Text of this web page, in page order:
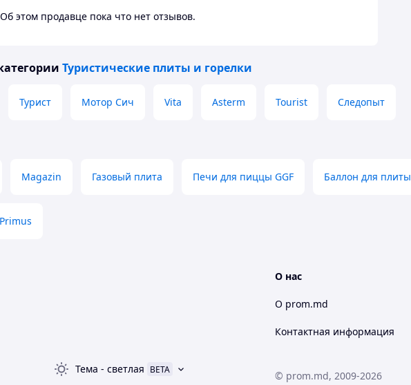
Об этом продавце пока что нет отзывов.
Туристические плиты и горелки
Турист Мотор Сич Vita Asterm Tourist Следопыт
Magazin Газовый плита Печи для пиццы GGF Баллон для плиты
Primus
О нас
О prom.md
Контактная информация
Тема - светлая BETA © prom.md, 2009-2026